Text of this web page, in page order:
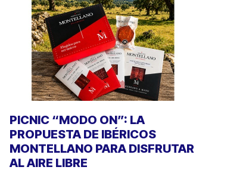
PICNIC “MODO ON”: LA
PROPUESTA DE IBÉRICOS
MONTELLANO PARA DISFRUTAR
AL AIRE LIBRE